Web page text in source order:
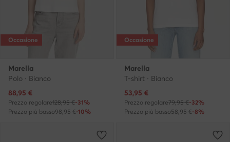
Occasione
Marella
Polo · Bianco
Prezzo attuale
88,95 €
Prezzo regolare128,95 €-31%
Prezzo più basso98,95 €-10%
Occasione
Marella
T-shirt · Bianco
Prezzo attuale
53,95 €
Prezzo regolare79,95 €-32%
Prezzo più basso58,95 €-8%